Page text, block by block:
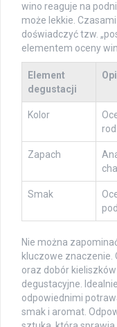
wino reaguje na
może lekkie.
doświadczyć tzw.
elementem oceny
Element
degustacji
Kolor
Zapach
Smak
Nie można
kluczowe
oraz dobór
degustacyjne.
odpowiednimi
smak i aromat.